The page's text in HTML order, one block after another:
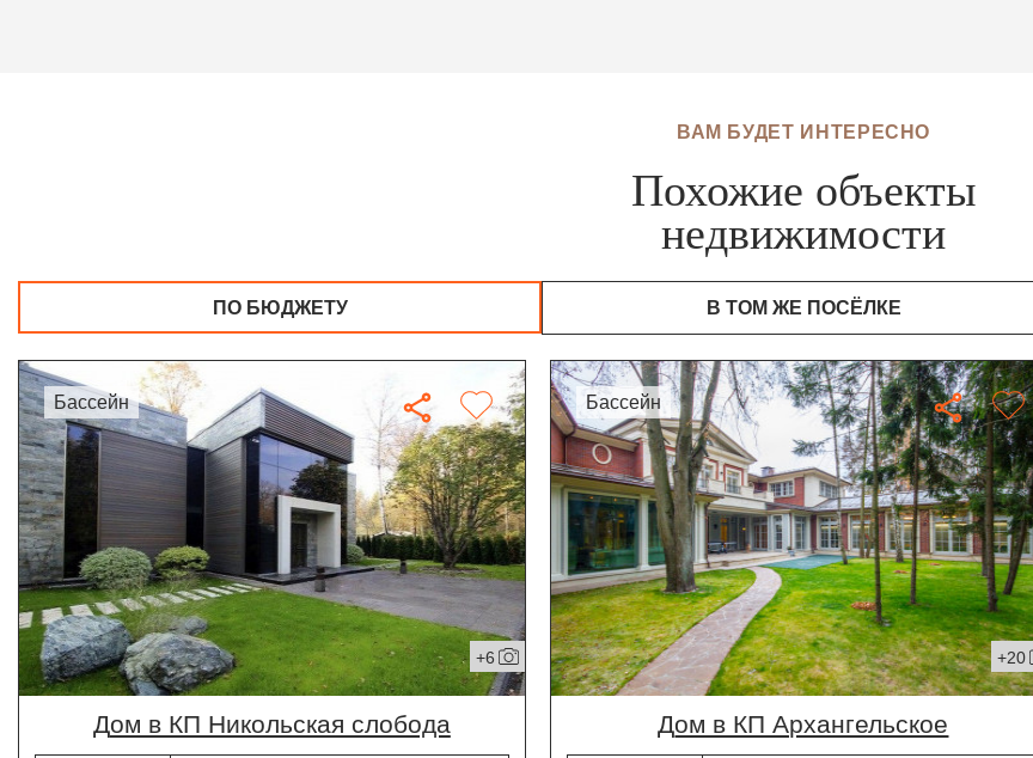
ВАМ БУДЕТ ИНТЕРЕСНО
Похожие объекты
недвижимости
ПО БЮДЖЕТУ В ТОМ ЖЕ ПОСЁЛКЕ
бассейн
+6
дом в КП Никольская слобода
бассейн
+20
дом в КП Архангельское